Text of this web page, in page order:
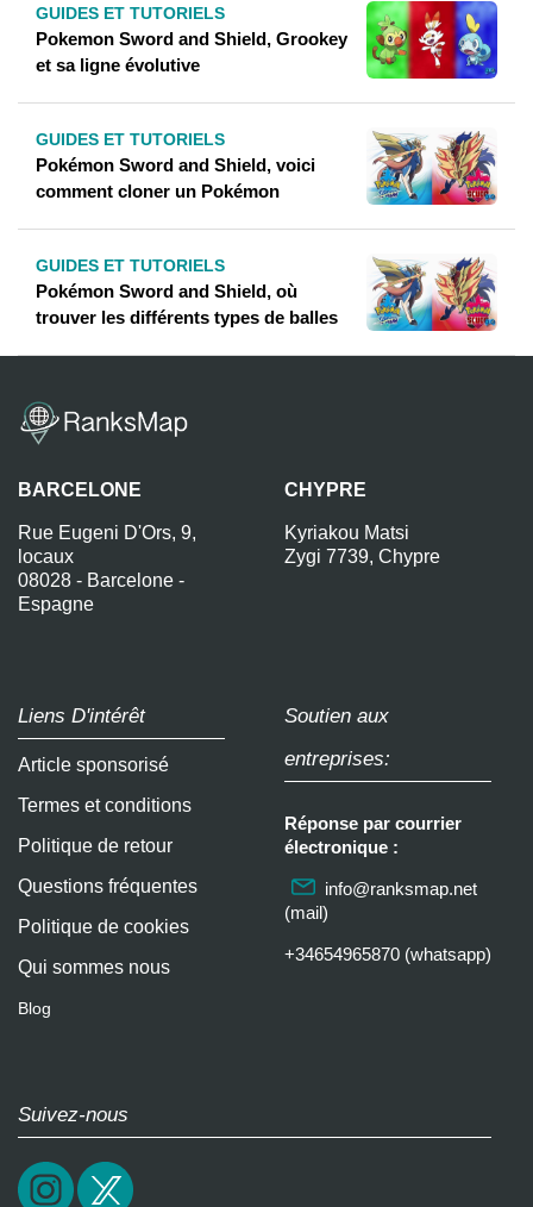
GUIDES ET TUTORIELS
Pokemon Sword and Shield, Grookey
et sa ligne évolutive
GUIDES ET TUTORIELS
Pokémon Sword and Shield, voici
comment cloner un Pokémon
GUIDES ET TUTORIELS
Pokémon Sword and Shield, où
trouver les différents types de balles
BARCELONE
Rue Eugeni D'Ors, 9,
locaux
08028 - Barcelone -
Espagne
CHYPRE
Kyriakou Matsi
Zygi 7739, Chypre
Liens D'intérêt
Article sponsorisé
Termes et conditions
Politique de retour
Questions fréquentes
Politique de cookies
Qui sommes nous
Blog
Soutien aux
entreprises:
Réponse par courrier
électronique :
info@ranksmap.net
(mail)
+34654965870 (whatsapp)
Suivez-nous